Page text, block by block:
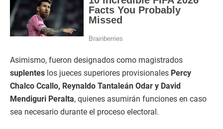
Asimismo, fueron designados como magistrados
suplentes los jueces superiores provisionales Percy
Chalco Ccallo, Reynaldo Tantaleán Odar y David
Mendiguri Peralta, quienes asumirán funciones en caso
sea necesario durante el proceso electoral.